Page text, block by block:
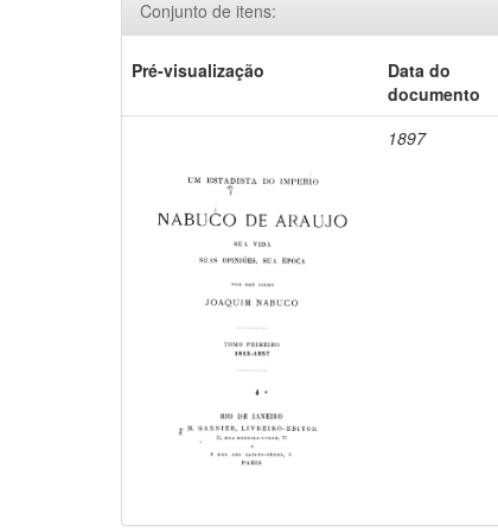
Conjunto de itens:
Pré-visualização
Data do
documento
1897